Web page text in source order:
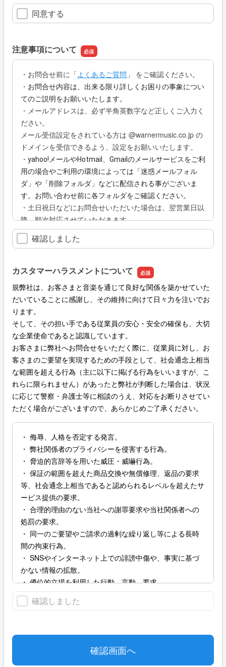
同意する
注意事項について
・ お問合せ前に「よくあるご質問 」 をご確認ください。
・ お問合せ内容は、出来る限り詳しくお困りの事象につい
てのご説明をお願いいたします。
・メールアドレスは、必ず半角英数字など正しくご入力く
ださい。
メール受信設定をされている方は @warnermusic.co.jp の
ドメインを受信できるよう、設定をお願いいたします。
・ yahoo!メールやHotmail、Gmailのメールサービスをご利
用の場合やご利用の環境によっては「迷惑メールフォル
ダ」や「削除フォルダ」などに配信される事がございま
す。お問い合わせ前に各フォルダをご確認ください。
・土日祝日などにお問合せいただいた場合は、翌営業日以
降、順次対応させていただきます。
・カスタマーハラスメントとなる行為はご遠慮ください。
宛てに送信するものです。
当社の許可なくメールの一部または全部を転載、二次利用
することはご遠慮ください。
※ お問合せ可能な言語は日本語のみのとなります。Please
contact to following for any queries in English.
確認しました
カスタマーハラスメントについて
規弊社は、お客さまと音楽を通じて良好な関係を築かせていた
だいていることに感謝し、その維持に向けて日々力を注いでお
ります。
そして、その担い手である従業員の安心・安全の確保も、大切
な企業使命であると認識しています。
お客さまに弊社へお問合せをいただく際に、従業員に対し、お
客さまのご要望を実現するための手段として、社会通念上相当
な範囲を超える行為（主に以下に掲げる行為をいいますが、こ
れらに限られません）があったと弊社が判断した場合は、状況
に応じて警察・弁護士等に相談のうえ、対応をお断りさせてい
ただく場合がございますので、あらかじめご了承ください。
・ 侮辱、人格を否定する発言。
・ 弊社関係者のプライバシーを侵害する行為。
・ 脅迫的言辞等を用いた威圧・威嚇行為。
・ 保証の範囲を超えた商品交換や無償修理、返品の要求
等、社会通念上相当であると認められるレベルを超えたサ
ービス提供の要求。
・ 合理的理由のない当社への謝罪要求や当社関係者への
処罰の要求。
・ 同一のご要望やご請求の過剰な繰り返し等による長時
間の拘束行為。
・ SNSやインターネット上での誹謗中傷や、事実に基づ
かない情報の拡散。
・ 優位的立場を利用した行動、言動、要求。
・ 高圧的、命令的な口調や言動。
・ その他違法または社会通念上相当な範囲を超えた行為
確認しました